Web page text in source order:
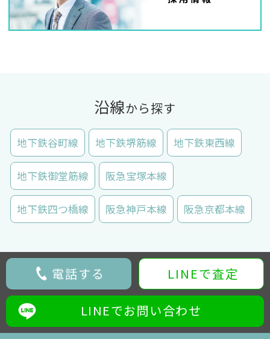
沿線から探す
地下鉄谷町線 地下鉄堺筋線 地下鉄東西線
地下鉄御堂筋線 阪急宝塚本線
地下鉄四つ橋線 阪急神戸本線 阪急京都本線
電話する LINEで査定
LINEでお問い合わせ